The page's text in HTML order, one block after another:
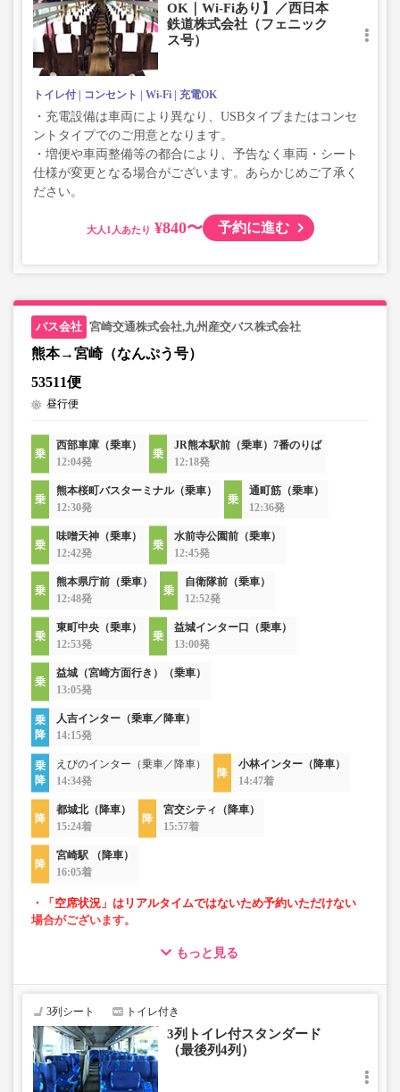
OK｜Wi-Fiあり】／西日本
鉄道株式会社（フェニック
ス号）
トイレ付 コンセント Wi-Fi 充電OK
・充電設備は車両により異なり、USBタイプまたはコンセ
ントタイプでのご用意となります。
・増便や車両整備等の都合により、予告なく車両・シート
仕様が変更となる場合がございます。あらかじめご了承く
ださい。
大人 ¥840〜 予約に進む
宮崎交通株式会社,九州産交バス株式会社
熊本→宮崎（なんぷう号）
53511便
昼行便
西部車庫（乗車）
12:04発
JR熊本駅前（乗車）7番のりば
12:18発
熊本桜町バスターミナル（乗車）
12:30発
通町筋（乗車）
12:36発
味噌天神（乗車）
12:42発
水前寺公園前（乗車）
12:45発
熊本県庁前（乗車）
12:48発
自衛隊前（乗車）
12:52発
東町中央（乗車）
12:53発
益城インター口（乗車）
13:00発
益城（宮崎方面行き）（乗車）
13:05発
人吉インター（乗車／降車）
14:15発
えびのインター（乗車／降車）
14:34発
小林インター（降車）
14:47着
都城北（降車）
15:24着
宮交シティ（降車）
15:57着
宮崎駅 （降車）
16:05着
・「空席状況」はリアルタイムではないため予約いただけない
場合がございます。
・車内トイレ完備で長旅でも安心。※車両により異なりま
・3列シートでゆったり快適なバス旅を。（最後尾は4列）
・車内は常時換気し、清掃・除菌を徹底。
もっと見る
3列シート トイレ付き
3列トイレ付スタンダード
（最後列4列）